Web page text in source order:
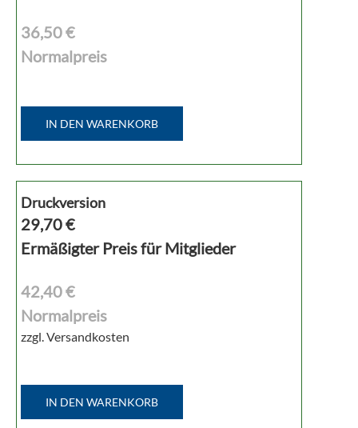
36,50 €
Normalpreis
IN DEN WARENKORB
Druckversion
29,70€
Ermäßigter Preis für Mitglieder
42,40 €
Normalpreis
zzgl. Versandkosten
IN DEN WARENKORB